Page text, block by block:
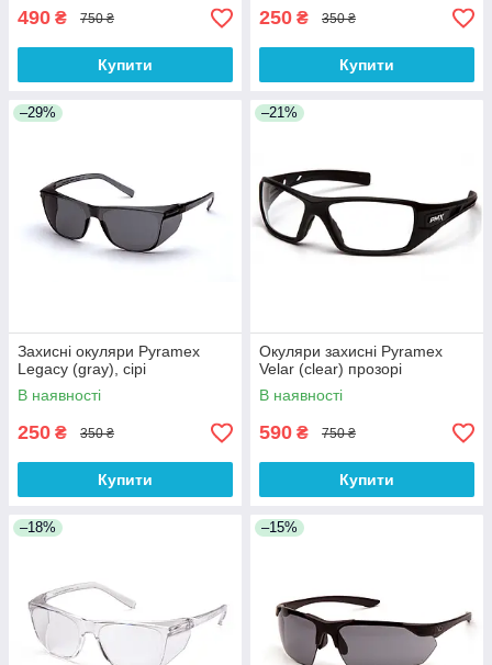
490 ₴ 750 ₴
Купити
250 ₴ 350 ₴
Купити
–29%
Захисні окуляри Pyramex
Legacy (gray), сірі
В наявності
250 ₴ 350 ₴
Купити
–21%
Окуляри захисні Pyramex
Velar (clear) прозорі
В наявності
590 ₴ 750 ₴
Купити
–18% –15%